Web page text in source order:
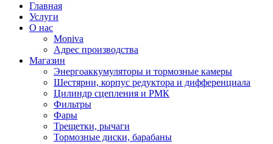
Главная
Услуги
О нас
Moniva
Адрес производства
Магазин
Энергоаккумуляторы и тормозные камеры
Шестярни, корпус редуктора и дифференциала
Цилиндр сцепления и РМК
Фильтры
Фары
Трещетки, рычаги
Тормозные диски, барабаны